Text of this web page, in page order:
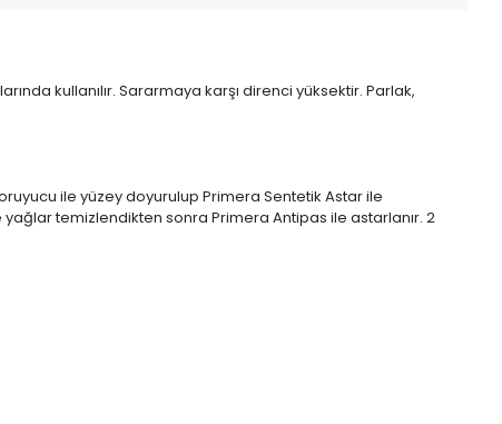
kullanılır. Sararmaya karşı direnci yüksektir. Parlak,
ile yüzey doyurulup Primera Sentetik Astar ile
yağlar temizlendikten sonra Primera Antipas ile astarlanır. 2